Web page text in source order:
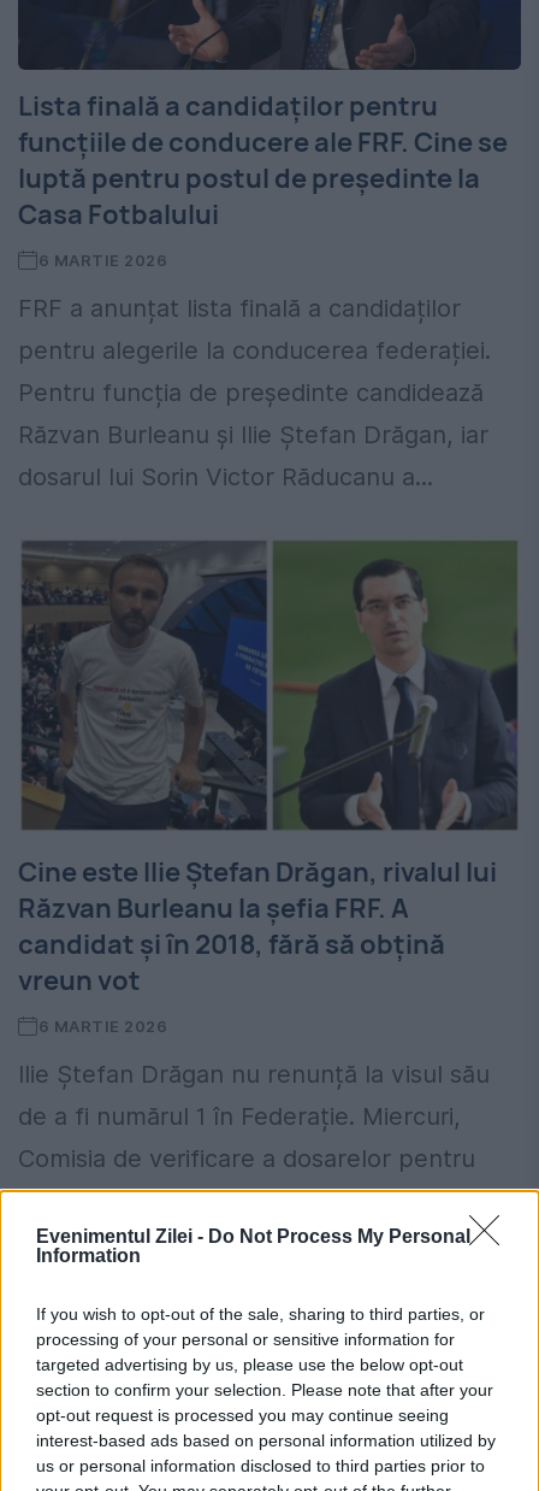
Evenimentul Zilei - Do Not Process My Personal
Information
If you wish to opt-out of the sale, sharing to third parties, or
processing of your personal or sensitive information for
targeted advertising by us, please use the below opt-out
section to confirm your selection. Please note that after your
opt-out request is processed you may continue seeing
interest-based ads based on personal information utilized by
us or personal information disclosed to third parties prior to
Lista finală a candidaților pentru
funcțiile de conducere ale FRF. Cine se
luptă pentru postul de președinte la
Casa Fotbalului
6 MARTIE 2026
FRF a anunțat lista finală a candidaților
pentru alegerile la conducerea federației.
Pentru funcția de președinte candidează
Răzvan Burleanu și Ilie Ștefan Drăgan, iar
dosarul lui Sorin Victor Răducanu a...
Cine este Ilie Ștefan Drăgan, rivalul lui
Răzvan Burleanu la șefia FRF. A
candidat și în 2018, fără să obțină
vreun vot
6 MARTIE 2026
Ilie Ștefan Drăgan nu renunță la visul său
de a fi numărul 1 în Federație. Miercuri,
Comisia de verificare a dosarelor pentru
funcțiile de conducere din FRF i-a validat
candidatura,...
Continuă interviurile pentru șefia